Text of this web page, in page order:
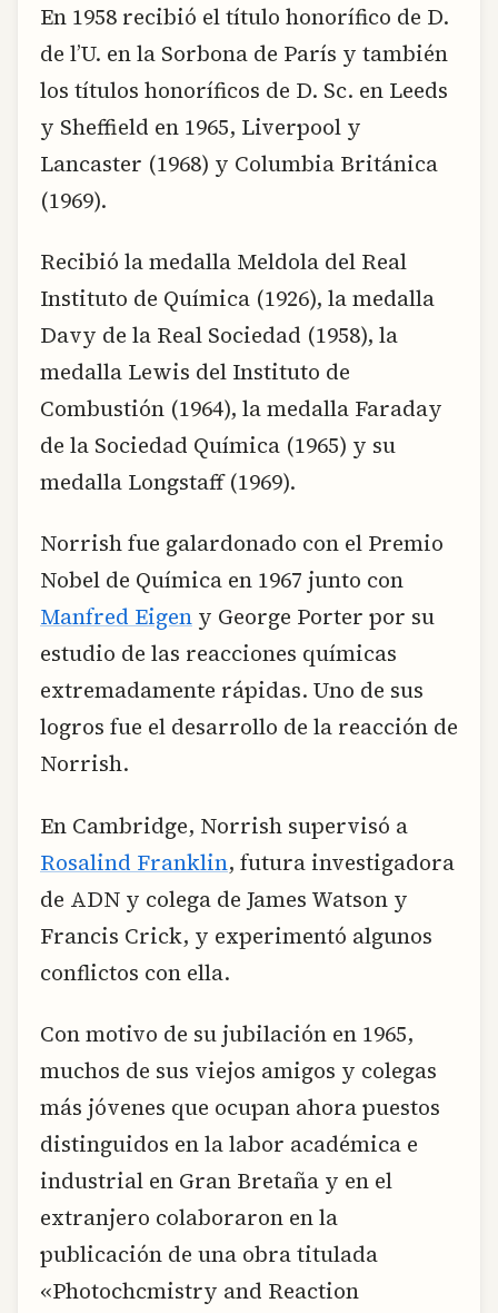
En 1958 recibió el título honorífico de D.
de l’U. en la Sorbona de París y también
los títulos honoríficos de D. Sc. en Leeds
y Sheffield en 1965, Liverpool y
Lancaster (1968) y Columbia Británica
(1969).
Recibió la medalla Meldola del Real
Instituto de Química (1926), la medalla
Davy de la Real Sociedad (1958), la
medalla Lewis del Instituto de
Combustión (1964), la medalla Faraday
de la Sociedad Química (1965) y su
medalla Longstaff (1969).
Norrish fue galardonado con el Premio
Nobel de Química en 1967 junto con
Manfred Eigen y George Porter por su
estudio de las reacciones químicas
extremadamente rápidas. Uno de sus
logros fue el desarrollo de la reacción de
Norrish.
En Cambridge, Norrish supervisó a
Rosalind Franklin, futura investigadora
de ADN y colega de James Watson y
Francis Crick, y experimentó algunos
conflictos con ella.
Con motivo de su jubilación en 1965,
muchos de sus viejos amigos y colegas
más jóvenes que ocupan ahora puestos
distinguidos en la labor académica e
industrial en Gran Bretaña y en el
extranjero colaboraron en la
publicación de una obra titulada
«Photochcmistry and Reaction